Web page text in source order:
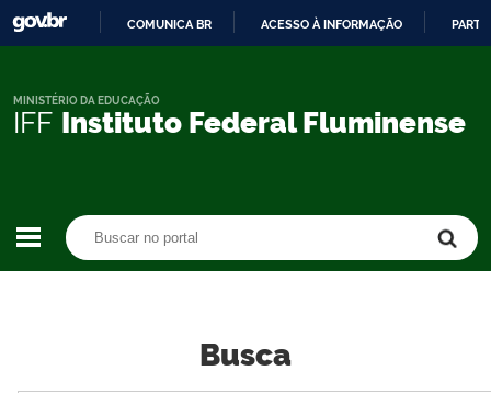
CONTEÚDO
COMUNICA BR ACESSO À INFORMAÇÃO
IFF Instituto Federal Fluminense
MINISTÉRIO DA EDUCAÇÃO
Busca